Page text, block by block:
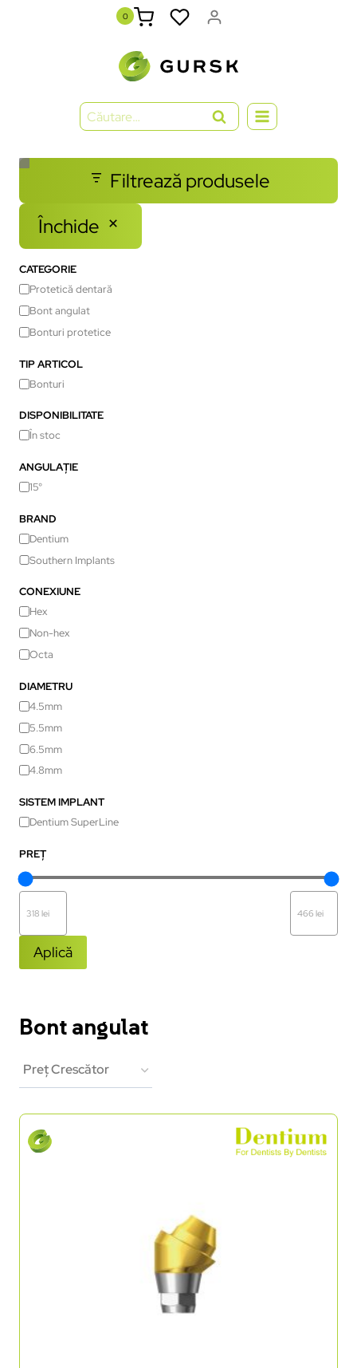
0
Filtrează produsele
Închide
CATEGORIE
Protetică dentară
Bont angulat
Bonturi protetice
TIP ARTICOL
Bonturi
DISPONIBILITATE
În stoc
ANGULAȚIE
15°
BRAND
Dentium
Southern Implants
CONEXIUNE
Hex
Non-hex
Octa
DIAMETRU
4.5mm
5.5mm
6.5mm
4.8mm
SISTEM IMPLANT
Dentium SuperLine
PREȚ
Aplică
Bont angulat